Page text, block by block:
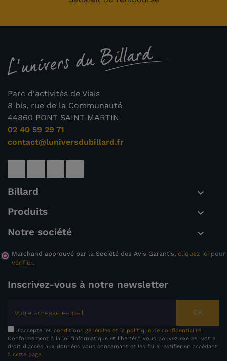
Parc d'activités de Viais
8 bis, rue de la Communauté
44860 PONT SAINT MARTIN
02 40 59 29 71
contact@luniversdubillard.fr
Billard 
Produits 
Notre société 
Marchand approuvé par la Société des Avis Garantis, cliquez ici pour
vérifier.
Inscrivez-vous à notre newsletter
OK
J'accepte les conditions générales et la politique de confidentialité
Conformément à la loi "informatique et libertés", vous pouvez exercer votre
droit d'accès aux données vous concernant et les faire rectifier en accédant
à cette page.